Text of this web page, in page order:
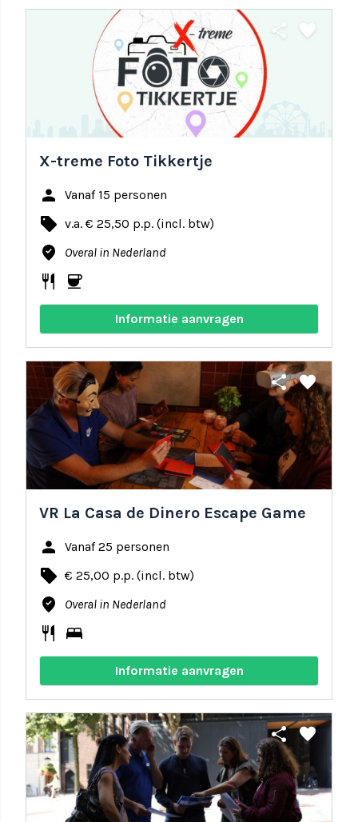
share favorite
X-treme Foto Tikkertje
person Vanaf 15 personen
local_offer v.a. € 25,50 p.p. (incl. btw)
where_to_vote Overal in Nederland
restaurant coffee
Informatie aanvragen
share favorite
VR La Casa de Dinero Escape Game
person Vanaf 25 personen
local_offer € 25,00 p.p. (incl. btw)
where_to_vote Overal in Nederland
restaurant bed
Informatie aanvragen
share favorite